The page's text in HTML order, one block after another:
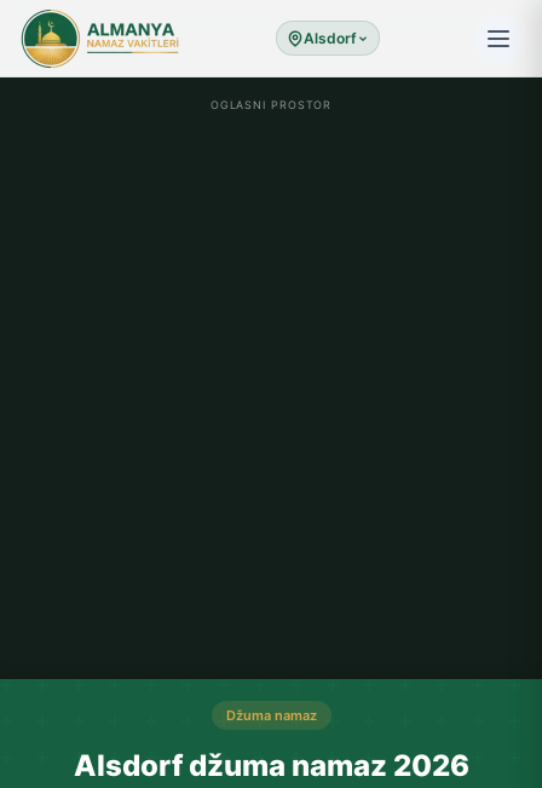
Alsdorf
OGLASNI PROSTOR
Džuma namaz
Alsdorf džuma namaz 2026